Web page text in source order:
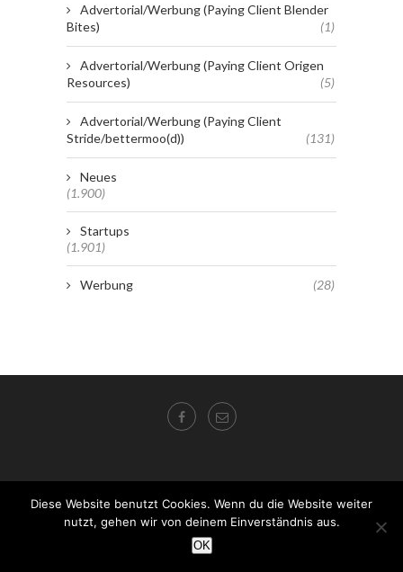
Advertorial/Werbung (Paying Client Blender
Bites)
(1)
Advertorial/Werbung (Paying Client Origen
Resources)
(5)
Advertorial/Werbung (Paying Client
Stride/bettermoo(d))
(131)
Neues
(1.900)
Startups
(1.901)
Werbung (28)
Diese Website benutzt Cookies. Wenn du die Website weiter
nutzt, gehen wir von deinem Einverständnis aus.
OK